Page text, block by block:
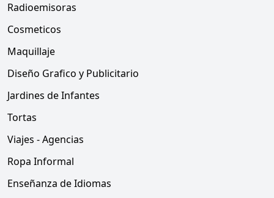
Radioemisoras
Cosmeticos
Maquillaje
Diseño Grafico y Publicitario
Jardines de Infantes
Tortas
Viajes - Agencias
Ropa Informal
Enseñanza de Idiomas